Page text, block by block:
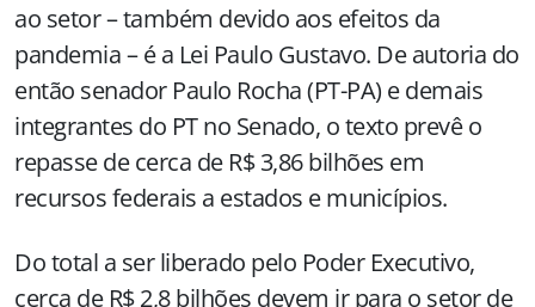
ao setor – também devido aos efeitos da
pandemia – é a Lei Paulo Gustavo. De autoria do
então senador Paulo Rocha (PT-PA) e demais
integrantes do PT no Senado, o texto prevê o
repasse de cerca de R$ 3,86 bilhões em
recursos federais a estados e municípios.
Do total a ser liberado pelo Poder Executivo,
cerca de R$ 2,8 bilhões devem ir para o setor de